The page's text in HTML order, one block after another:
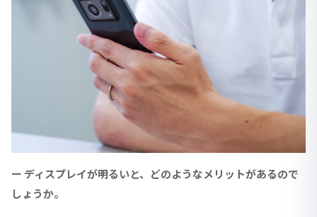
ー ディスプレイが明るいと、どのようなメリットがあるので
しょうか。